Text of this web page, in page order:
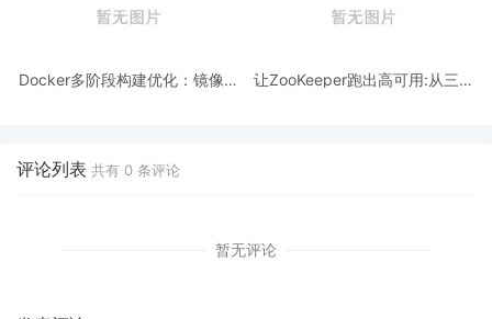
Docker多阶段构建优化：镜像体
让ZooKeeper跑出高可用:从三节
评论列表 共有 0 条评论
暂无评论